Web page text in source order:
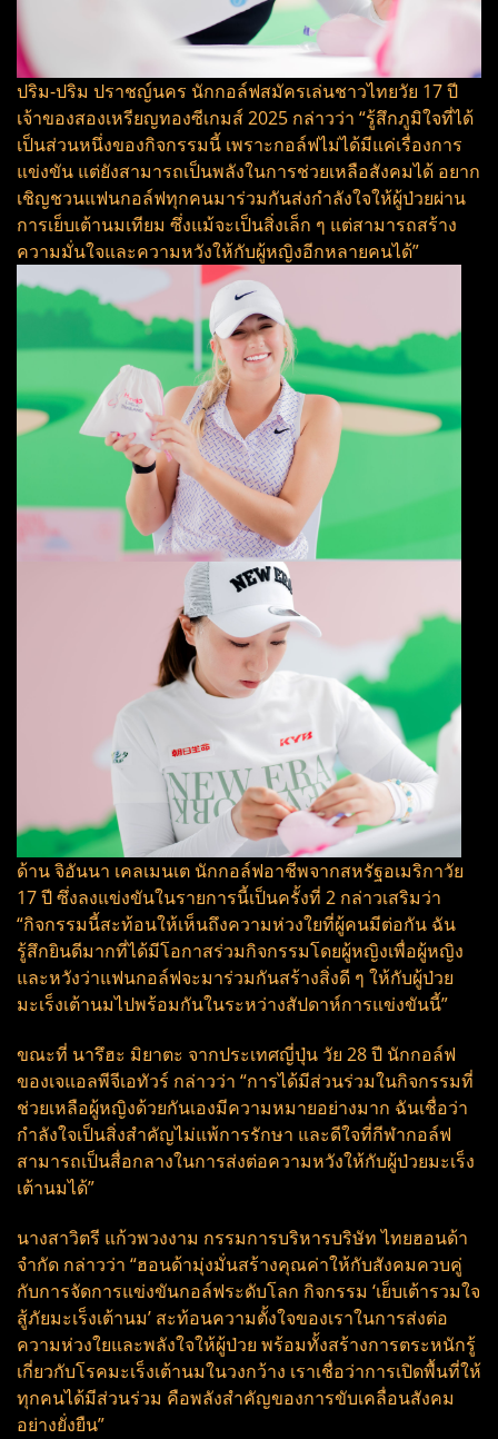
ปริม-ปริม ปราชญ์นคร นักกอล์ฟสมัครเล่นชาวไทยวัย 17 ปี
เจ้าของสองเหรียญทองซีเกมส์ 2025 กล่าวว่า “รู้สึกภูมิใจที่ได้
เป็นส่วนหนึ่งของกิจกรรมนี้ เพราะกอล์ฟไม่ได้มีแค่เรื่องการ
แข่งขัน แต่ยังสามารถเป็นพลังในการช่วยเหลือสังคมได้ อยาก
เชิญชวนแฟนกอล์ฟทุกคนมาร่วมกันส่งกำลังใจให้ผู้ป่วยผ่าน
การเย็บเต้านมเทียม ซึ่งแม้จะเป็นสิ่งเล็ก ๆ แต่สามารถสร้าง
ความมั่นใจและความหวังให้กับผู้หญิงอีกหลายคนได้”
ด้าน จิอันนา เคลเมนเต นักกอล์ฟอาชีพจากสหรัฐอเมริกาวัย
17 ปี ซึ่งลงแข่งขันในรายการนี้เป็นครั้งที่ 2 กล่าวเสริมว่า
“กิจกรรมนี้สะท้อนให้เห็นถึงความห่วงใยที่ผู้คนมีต่อกัน ฉัน
รู้สึกยินดีมากที่ได้มีโอกาสร่วมกิจกรรมโดยผู้หญิงเพื่อผู้หญิง
และหวังว่าแฟนกอล์ฟจะมาร่วมกันสร้างสิ่งดี ๆ ให้กับผู้ป่วย
มะเร็งเต้านมไปพร้อมกันในระหว่างสัปดาห์การแข่งขันนี้”
ขณะที่ นารึฮะ มิยาตะ จากประเทศญี่ปุ่น วัย 28 ปี นักกอล์ฟ
ของเจแอลพีจีเอทัวร์ กล่าวว่า “การได้มีส่วนร่วมในกิจกรรมที่
ช่วยเหลือผู้หญิงด้วยกันเองมีความหมายอย่างมาก ฉันเชื่อว่า
กำลังใจเป็นสิ่งสำคัญไม่แพ้การรักษา และดีใจที่กีฬากอล์ฟ
สามารถเป็นสื่อกลางในการส่งต่อความหวังให้กับผู้ป่วยมะเร็ง
เต้านมได้”
นางสาวิตรี แก้วพวงงาม กรรมการบริหารบริษัท ไทยฮอนด้า
จำกัด กล่าวว่า “ฮอนด้ามุ่งมั่นสร้างคุณค่าให้กับสังคมควบคู่
กับการจัดการแข่งขันกอล์ฟระดับโลก กิจกรรม ‘เย็บเต้ารวมใจ
สู้ภัยมะเร็งเต้านม’ สะท้อนความตั้งใจของเราในการส่งต่อ
ความห่วงใยและพลังใจให้ผู้ป่วย พร้อมทั้งสร้างการตระหนักรู้
เกี่ยวกับโรคมะเร็งเต้านมในวงกว้าง เราเชื่อว่าการเปิดพื้นที่ให้
ทุกคนได้มีส่วนร่วม คือพลังสำคัญของการขับเคลื่อนสังคม
อย่างยั่งยืน”